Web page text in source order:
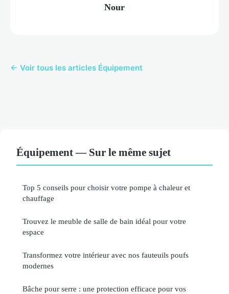
Nour
← Voir tous les articles Équipement
Équipement — Sur le même sujet
Top 5 conseils pour choisir votre pompe à chaleur et
chauffage
Trouvez le meuble de salle de bain idéal pour votre
espace
Transformez votre intérieur avec nos fauteuils poufs
modernes
Bâche pour serre : une protection efficace pour vos